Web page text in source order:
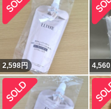
2,598円 4,560